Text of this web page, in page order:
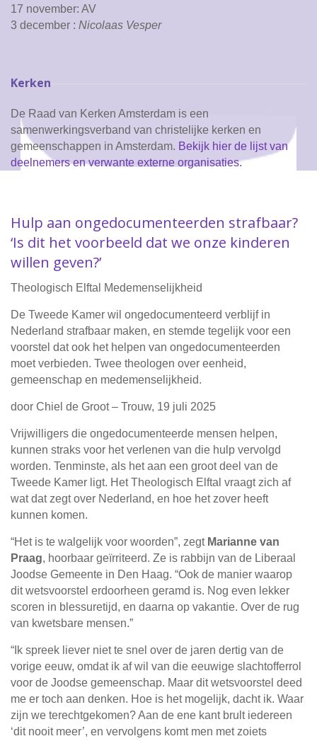
17 november: AV
3 december : Nicolaas Vesper
Kerken
De Raad van Kerken Amsterdam is een
samenwerkingsverband van christelijke kerken en
gemeenschappen in Amsterdam. Bekijk hier de lijst van
deelnemers en verwante externe organisaties.
Hulp aan ongedocumenteerden strafbaar?
‘Is dit het voorbeeld dat we onze kinderen
willen geven?’
Theologisch Elftal Medemenselijkheid
De Tweede Kamer wil ongedocumenteerd verblijf in
Nederland strafbaar maken, en stemde tegelijk voor een
voorstel dat ook het helpen van ongedocumenteerden
moet verbieden. Twee theologen over eenheid,
gemeenschap en medemenselijkheid.
door Chiel de Groot – Trouw, 19 juli 2025
Vrijwilligers die ongedocumenteerde mensen helpen,
kunnen straks voor het verlenen van die hulp vervolgd
worden. Tenminste, als het aan een groot deel van de
Tweede Kamer ligt. Het Theologisch Elftal vraagt zich af
wat dat zegt over Nederland, en hoe het zover heeft
kunnen komen.
“Het is te walgelijk voor woorden”, zegt Marianne van
Praag, hoorbaar geïrriteerd. Ze is rabbijn van de Liberaal
Joodse Gemeente in Den Haag. “Ook de manier waarop
dit wetsvoorstel erdoorheen geramd is. Nog even lekker
scoren in blessuretijd, en daarna op vakantie. Over de rug
van kwetsbare mensen.”
“Ik spreek liever niet te snel over de jaren dertig van de
vorige eeuw, omdat ik af wil van die eeuwige slachtofferrol
voor de Joodse gemeenschap. Maar dit wetsvoorstel deed
me er toch aan denken. Hoe is het mogelijk, dacht ik. Waar
zijn we terechtgekomen? Aan de ene kant brult iedereen
‘dit nooit meer’, en vervolgens komt men met zoiets